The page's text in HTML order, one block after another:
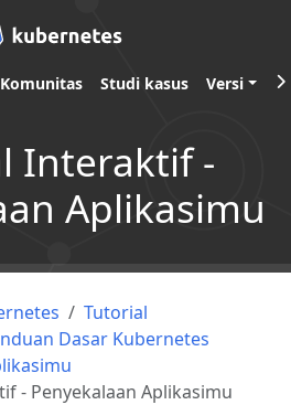
Komunitas Studi kasus Versi
Interaktif -
Aplikasimu
Tutorial
Dasar Kubernetes
- Penyekalaan Aplikasimu